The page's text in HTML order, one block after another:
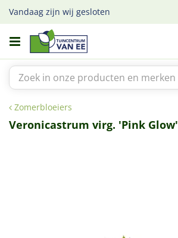
a
Zomerbloeiers
Vandaag zijn wij gesloten
Veronicastrum virg. 'Pink Glow'